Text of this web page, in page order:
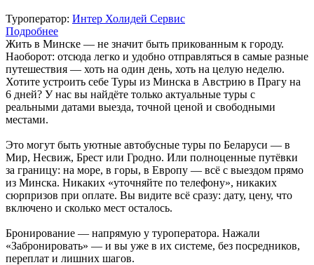
Туроператор: Интер Холидей Сервис
Подробнее
Жить в Минске — не значит быть прикованным к городу.
Наоборот: отсюда легко и удобно отправляться в самые разные
путешествия — хоть на один день, хоть на целую неделю.
Хотите устроить себе Туры из Минска в Австрию в Прагу на
6 дней? У нас вы найдёте только актуальные туры с
реальными датами выезда, точной ценой и свободными
местами.
Это могут быть уютные автобусные туры по Беларуси — в
Мир, Несвиж, Брест или Гродно. Или полноценные путёвки
за границу: на море, в горы, в Европу — всё с выездом прямо
из Минска. Никаких «уточняйте по телефону», никаких
сюрпризов при оплате. Вы видите всё сразу: дату, цену, что
включено и сколько мест осталось.
Бронирование — напрямую у туроператора. Нажали
«Забронировать» — и вы уже в их системе, без посредников,
переплат и лишних шагов.